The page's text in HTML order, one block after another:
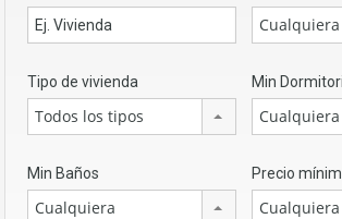
Cualquiera
Tipo de vivienda
Todos los tipos
Min
Cualquiera
Min Baños
Cualquiera
Precio
Cualquiera